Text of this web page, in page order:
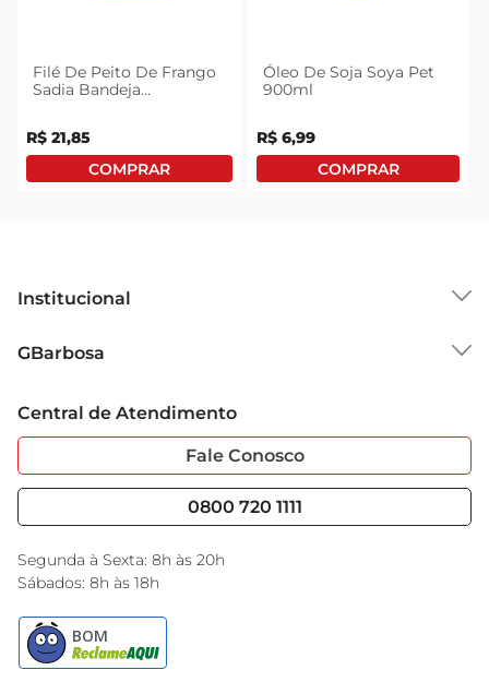
Filé De Peito De Frango
Sadia Bandeja
R$ 21,85
Óleo De Soja Soya Pet
900ml
R$ 6,99
Institucional
Grupo Cencosud
Sobre Privacidade
Portal do Fornecedo
Nossas Lojas
GBarbosa
Garantia Estendida
Serviços
Black Friday
Encarte do Dia
Central de Atendimento
Fale Conosco
0800 720 1111
Segunda à Sexta: 8h às 20h
Sábados: 8h às 18h